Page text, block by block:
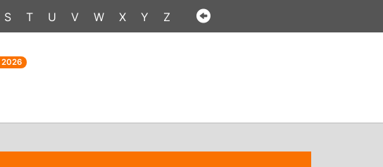
S T U V W X Y Z
2026